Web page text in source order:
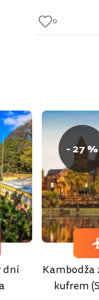
0
dní
- 27 %
Kambodža
kufrem